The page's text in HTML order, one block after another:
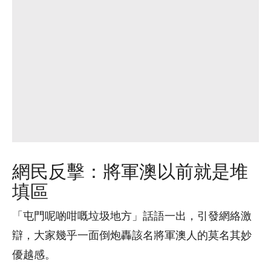
網民反擊：將軍澳以前就是堆
填區
「屯門呢啲咁嘅垃圾地方」話語一出，引發網絡激
辯，大家幾乎一面倒炮轟該名將軍澳人的莫名其妙
優越感。